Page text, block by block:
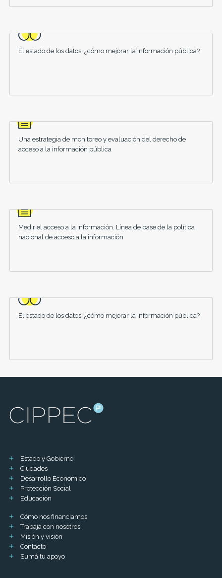
El estado de los datos: ¿cómo mejorar la información pública?
Una estrategia de monitoreo y evaluación del derecho de
acceso a la información pública
Medir el acceso a la información. Línea de base de la política
nacional de acceso a la información
El estado de los datos: ¿cómo mejorar la información pública?
Estado y Gobierno
Ciudades
Desarrollo Económico
Protección Social
Educación
Cómo nos financiamos
Trabajá con nosotros
Misión y visión
Contacto
Sumá tu apoyo